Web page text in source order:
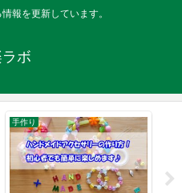
報を更新しています。
ボ
手作り